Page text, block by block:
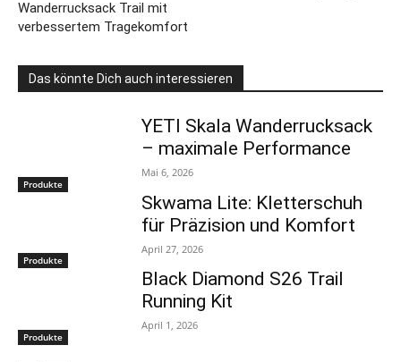
Wanderrucksack Trail mit
verbessertem Tragekomfort
Das könnte Dich auch interessieren
Produkte
YETI Skala Wanderrucksack
– maximale Performance
Mai 6, 2026
Produkte
Skwama Lite: Kletterschuh
für Präzision und Komfort
April 27, 2026
Produkte
Black Diamond S26 Trail
Running Kit
April 1, 2026